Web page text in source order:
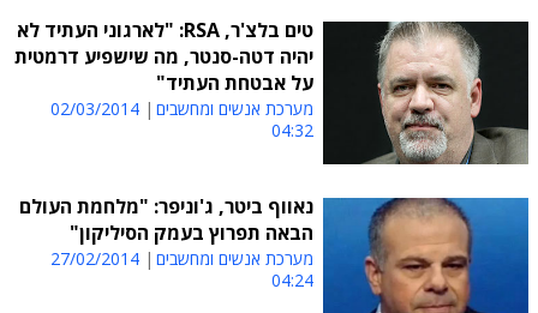
טים בלצ'ר, RSA: "לארגוני העתיד לא
יהיה דטה-סנטר, מה שישפיע דרמטית
על אבטחת העתיד"
מערכת אנשים ומחשבים
02/03/2014
04:32
נאווף ביטר, ג'וניפר: "מלחמת העולם
הבאה תפרוץ בעמק הסיליקון"
מערכת אנשים ומחשבים
27/02/2014
04:24